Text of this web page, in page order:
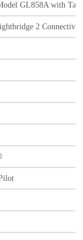
GL858A with
2